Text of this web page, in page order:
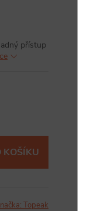
přístup
KOŠÍKU
Topeak